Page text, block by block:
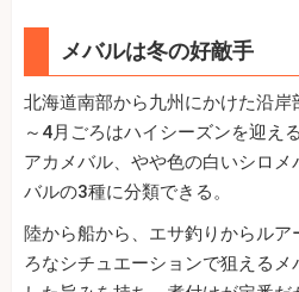
メバルは冬の好敵手
北海道南部から九州にかけた沿
～4月ごろはハイシーズンを迎え
アカメバル、やや色の白いシロメ
バルの3種に分類できる。
陸から船から、エサ釣りからル
ろなシチュエーションで狙えるメ